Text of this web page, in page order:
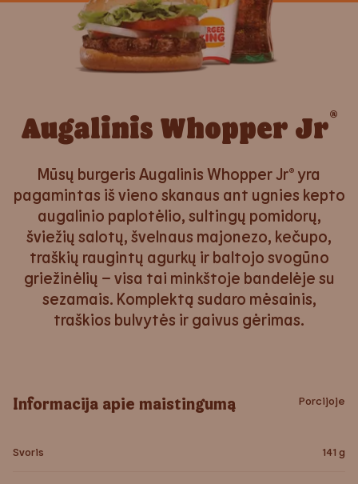
Augalinis Whopper Jr®
Mūsų burgeris Augalinis Whopper Jr® yra
pagamintas iš vieno skanaus ant ugnies kepto
augalinio paplotėlio, sultingų pomidorų,
šviežių salotų, švelnaus majonezo, kečupo,
traškių raugintų agurkų ir baltojo svogūno
griežinėlių – visa tai minkštoje bandelėje su
sezamais. Komplektą sudaro mėsainis,
traškios bulvytės ir gaivus gėrimas.
Informacija apie maistingumą Porcijoje
Svoris 141 g